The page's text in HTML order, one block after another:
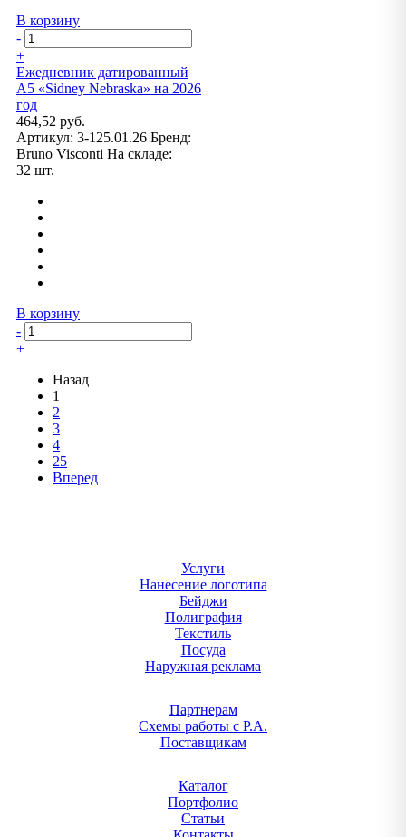
В корзину
-
+
Ежедневник датированный
А5 «Sidney Nebraska» на 2026
год
464,52 руб.
Артикул: 3-125.01.26 Бренд:
Bruno Visconti На складе:
32 шт.
В корзину
-
+
Назад
1
2
3
4
25
Вперед
Услуги
Нанесение логотипа
Бейджи
Полиграфия
Текстиль
Посуда
Наружная реклама
Партнерам
Схемы работы с Р.А.
Поставщикам
Каталог
Портфолио
Статьи